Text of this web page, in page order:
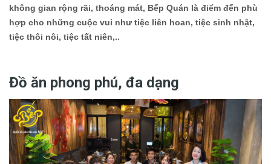
không gian rộng rãi, thoáng mát, Bếp Quán là điểm đến phù
hợp cho những cuộc vui như tiệc liên hoan, tiệc sinh nhật,
tiệc thôi nôi, tiệc tất niên,..
Đồ ăn phong phú, đa dạng